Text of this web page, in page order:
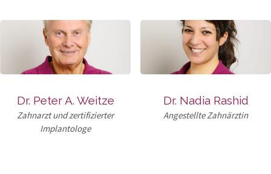
Dr. Peter A. Weitze
Zahnarzt und zertifizierter
Implantologe
Dr. Nadia Rashid
Angestellte Zahnärztin